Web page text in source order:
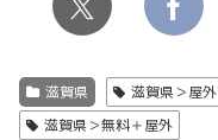
滋賀県 滋賀県＞屋外
滋賀県＞無料＋屋外